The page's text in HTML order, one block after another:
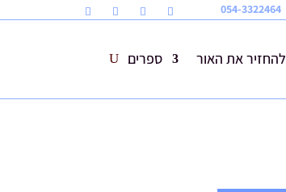
054-3322464
להחזיר את האור ספרים